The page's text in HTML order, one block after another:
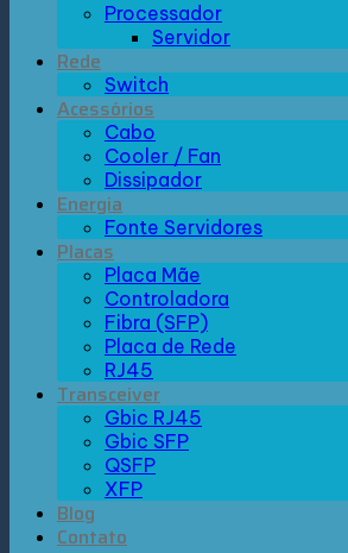
Processador
Servidor
Rede
Switch
Acessórios
Cabo
Cooler / Fan
Dissipador
Energia
Fonte Servidores
Placas
Placa Mãe
Controladora
Fibra (SFP)
Placa de Rede
RJ45
Transceiver
Gbic RJ45
Gbic SFP
QSFP
XFP
Blog
Contato